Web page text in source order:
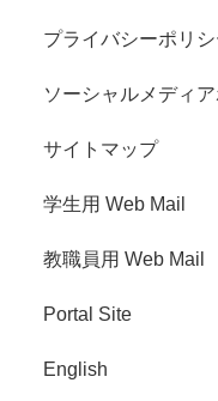
プライバシーポリシ
ソーシャルメディ
サイトマップ
学生用 Web Mail
教職員用 Web Mail
Portal Site
English